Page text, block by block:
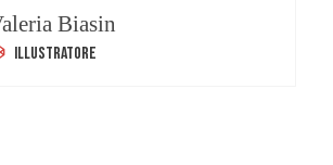
Biasin
Illustratore